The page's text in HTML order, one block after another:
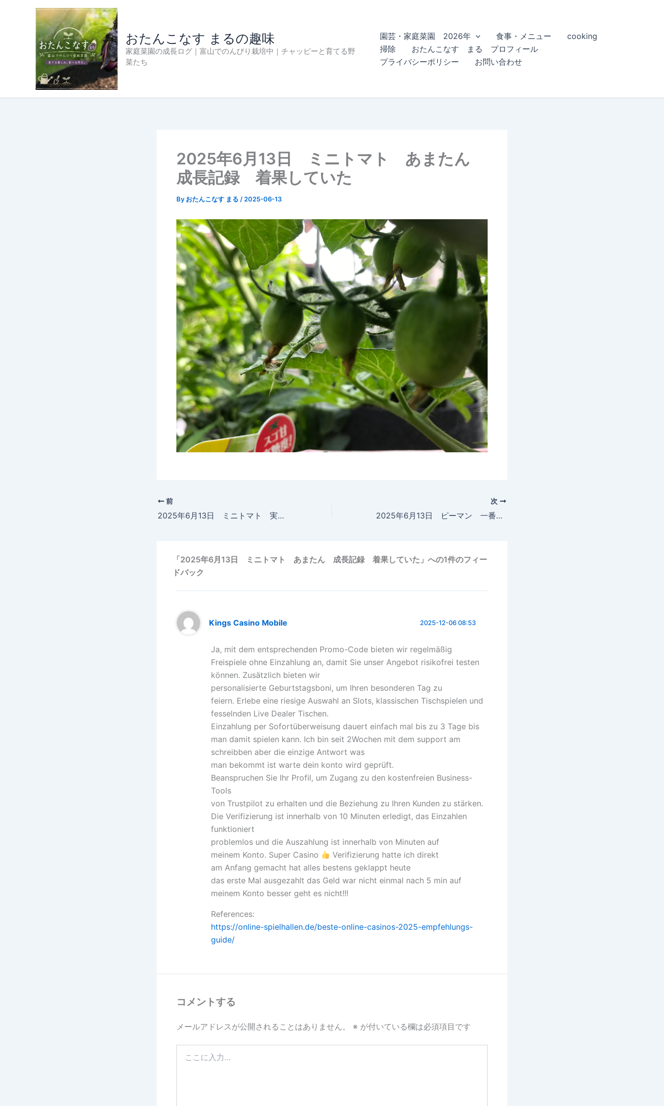
おたんこなす まるの趣味
家庭菜園の成長ログ｜富山でのんびり栽培中｜チャッピーと育てる野
菜たち
園芸・家庭菜園 2026年 食事・メニュー
cooking
掃除
おたんこなす まる プロフィール
プライバシーポリシー
お問い合わせ
2025年6月13日 ミニトマト あまたん
成長記録 着果していた
By おたんこなす まる / 2025-06-13
前
2025年6月13日 ミニトマト 実の先端が黒くなっていた
次
2025年6月13日 ピーマン 一番果二番果 摘果
「2025年6月13日 ミニトマト あまたん 成長記録 着果していた」への1件のフィー
ドバック
Kings Casino Mobile 2025-12-06 08:53
Ja, mit dem entsprechenden Promo-Code bieten wir regelmäßig
Freispiele ohne Einzahlung an, damit Sie unser Angebot risikofrei testen
können. Zusätzlich bieten wir
personalisierte Geburtstagsboni, um Ihren besonderen Tag zu
feiern. Erlebe eine riesige Auswahl an Slots, klassischen Tischspielen und
fesselnden Live Dealer Tischen.
Einzahlung per Sofortüberweisung dauert einfach mal bis zu 3 Tage bis
man damit spielen kann. Ich bin seit 2Wochen mit dem support am
schreibben aber die einzige Antwort was
man bekommt ist warte dein konto wird geprüft.
Beanspruchen Sie Ihr Profil, um Zugang zu den kostenfreien Business-
Tools
von Trustpilot zu erhalten und die Beziehung zu Ihren Kunden zu stärken.
Die Verifizierung ist innerhalb von 10 Minuten erledigt, das Einzahlen
funktioniert
problemlos und die Auszahlung ist innerhalb von Minuten auf
meinem Konto. Super Casino
Verifizierung hatte ich direkt
am Anfang gemacht hat alles bestens geklappt heute
das erste Mal ausgezahlt das Geld war nicht einmal nach 5 min auf
meinem Konto besser geht es nicht!!!
References:
https://online-spielhallen.de/beste-online-casinos-2025-empfehlungs-
guide/
コメントする
メールアドレスが公開されることはありません。 ※ が付いている欄は必須項目です